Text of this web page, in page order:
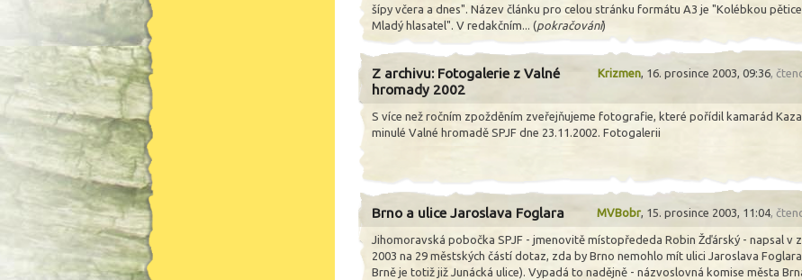
šípy včera a dnes". Název článku pro celou stránku formátu A3 je "Kolébkou
Mladý hlasatel". V redakčním... (pokračování)
Krizmen 16. prosince 2003, 09:36 ,
Z archivu: Fotogalerie z Valné
hromady 2002
S více než ročním zpožděním zveřejňujeme fotografie, které pořídil kamarád
minulé Valné hromadě SPJF dne 23.11.2002. Fotogalerii
MVBobr, 15. prosince 2003, 11:04 ,
Brno a ulice Jaroslava Foglara
Jihomoravská pobočka SPJF - jmenovitě místopřededa Robin Žďárský - napsal v
2003 na 29 městských částí dotaz, zda by Brno nemohlo mít ulici Jaroslava
Brně je totiž již Junácká ulice). Vypadá to nadějně - názvoslovná komise města